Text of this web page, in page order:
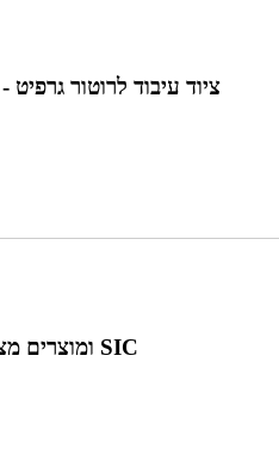
ציוד עיבוד לרוטור
נשאי גרפיט מצופים SiC ומוצרים מצופים SIC